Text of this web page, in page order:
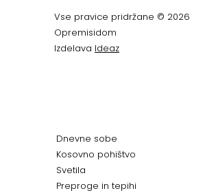
Vse pravice pridržane © 2026
Opremisidom
Izdelava Ideaz
Dnevne sobe
Kosovno pohištvo
Svetila
Preproge in tepihi